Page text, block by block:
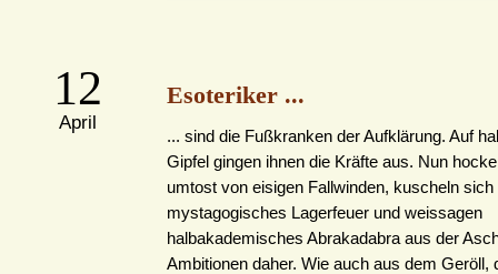
12
April
Esoteriker ...
... sind die Fußkranken der Aufklärung. Auf
Gipfel gingen ihnen die Kräfte aus. Nun
umtost von eisigen Fallwinden, kuscheln sich
mystagogisches Lagerfeuer und weissagen
halbakademisches Abrakadabra aus der
Ambitionen daher. Wie auch aus dem Geröll,